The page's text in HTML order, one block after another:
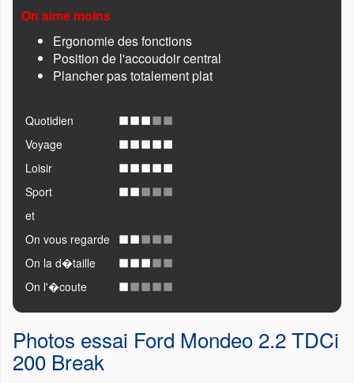
On aime moins
Ergonomie des fonctions
Position de l'accoudoir central
Plancher pas totalement plat
Quotidien
Voyage
Loisir
Sport
et
On vous regarde
On la d�taille
On l'�coute
Photos essai Ford Mondeo 2.2 TDCi
200 Break